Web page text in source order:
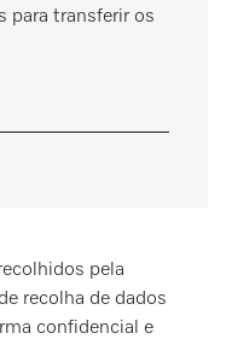
para transferir os
pela
recolha de dados
confidencial e